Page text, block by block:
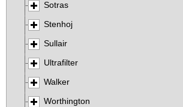
Sotras
Stenhoj
Sullair
Ultrafilter
Walker
Worthington